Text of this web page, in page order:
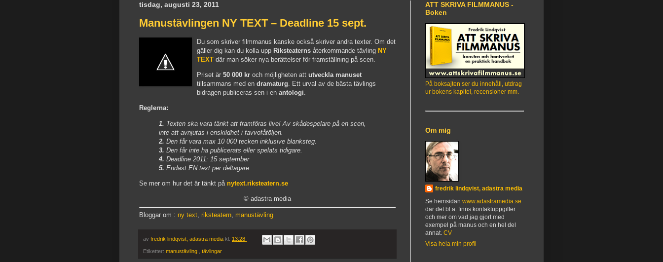
tisdag, augusti 23, 2011
Manustävlingen NY TEXT – Deadline 15 sept.
Du som skriver filmmanus kanske också skriver andra texter. Om det
gäller dig kan du kolla upp Riksteaterns återkommande tävling NY
TEXT där man söker nya berättelser för framställning på scen.
Priset är 50 000 kr och möjligheten att utveckla manuset
tillsammans med en dramaturg. Ett urval av de bästa tävlings
bidragen publiceras sen i en antologi.
Reglerna:
1. Texten ska vara tänkt att framföras live! Av skådespelare på en scen,
inte att avnjutas i enskildhet i favvofåtöljen.
2. Den får vara max 10 000 tecken inklusive blanksteg.
3. Den får inte ha publicerats eller spelats tidigare.
4. Deadline 2011: 15 september
5. Endast EN text per deltagare.
Se mer om hur det är tänkt på nytext.riksteatern.se
© adastra media
Bloggar om : ny text, riksteatern, manustävling
av fredrik lindqvist, adastra media kl. 13:28
Etiketter: manustävling tävlingar
ATT SKRIVA FILMMANUS -
Boken
På boksajten ser du innehåll, utdrag
ur bokens kapitel, recensioner mm.
Om mig
fredrik lindqvist, adastra media
Se hemsidan www.adastramedia.se
där det bl.a. finns kontaktuppgifter
och mer om vad jag gjort med
exempel på manus och en hel del
annat. CV
Visa hela min profil